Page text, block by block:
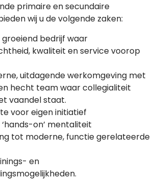
primaire en secundaire
wij u de volgende zaken:
groeiend bedrijf waar
kwaliteit en service voorop
uitdagende werkomgeving met
hecht team waar collegialiteit
vaandel staat.
voor eigen initiatief
on’ mentaliteit
tot moderne, functie gerelateerde
en